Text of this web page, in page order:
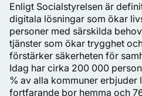
Enligt Socialstyrelsen är
digitala lösningar som ökar
personer med särskilda
tjänster som ökar trygghet
förstärker säkerheten för
Idag har cirka 200 000
% av alla kommuner erbjuder
fortfarande bor hemma och